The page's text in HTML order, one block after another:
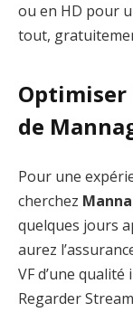
ou en HD pour
tout,
de
Pour une
cherchez
quelques jours
aurez
VF d’une
Regarder